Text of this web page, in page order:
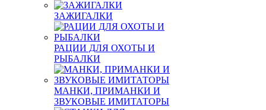
ЗАЖИГАЛКИ
РАЦИИ ДЛЯ ОХОТЫ И
РЫБАЛКИ
МАНКИ, ПРИМАНКИ И
ЗВУКОВЫЕ ИМИТАТОРЫ